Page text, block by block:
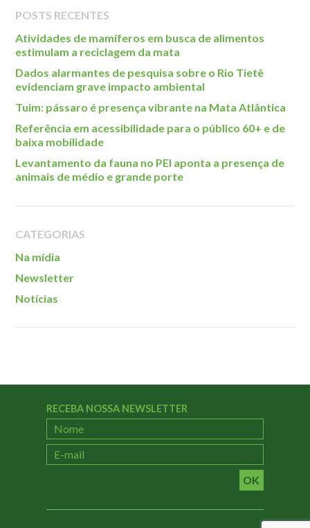
Blog
Newsletter
Notícias
Na mídia
Contato
Contato
Como chegar
Perguntas frequentes
Assessoria de Imprensa
POSTS RECENTES
Atividades de mamíferos em busca de alimentos
estimulam a reciclagem da mata
Dados alarmantes de pesquisa sobre o Rio Tietê
evidenciam grave impacto ambiental
Tuim: pássaro é presença vibrante na Mata Atlântica
Referência em acessibilidade para o público 60+ e de
baixa mobilidade
Levantamento da fauna no PEI aponta a presença de
animais de médio e grande porte
CATEGORIAS
Na mídia
Newsletter
Notícias
RECEBA NOSSA NEWSLETTER
OK